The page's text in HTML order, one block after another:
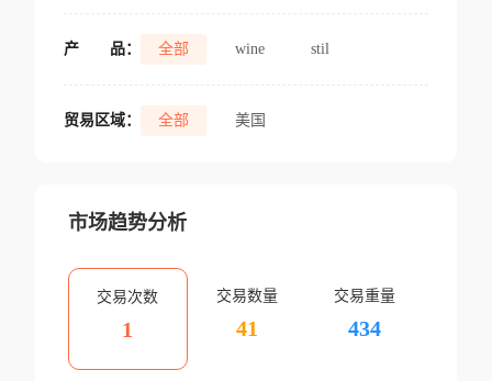
产 品： 全部 wine stil
贸易区域： 全部 美国
市场趋势分析
交易次数
1
交易数量
41
交易重量
434